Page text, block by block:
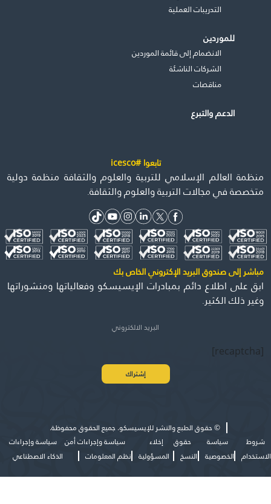
التدريبات العملية
للموردين
الانضمام إلى قائمة الموردين
الشركات الناشئة
مناقصات
الدعم والتبرع
تابعوا #icesco
منظمة العالم الإسلامي للتربية والعلوم والثقافة منظمة دولية
متخصصة في مجالات التربية والعلوم والثقافة.
مباشر إلى صندوق البريد الإكتروني الخاص بك
ابق على اطلاع دائم بمبادرات الإيسيسكو وفعالياتها ومنشوراتها
وغير ذلك الكثير.
[recaptcha]
©حقوق الطبع والنشر للإيسيسكو. جميع الحقوق محفوظة.
شروط
الاستخدام
سياسة
الخصوصية
حقوق
النسخ
إخلاء
المسؤولية
سياسة وإجراءات أمن
نظم المعلومات
سياسة وإجراءات
الذكاء الاصطناعي